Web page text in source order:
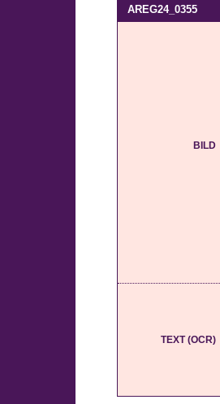
AREG24_0355
BILD
TEXT (OCR)